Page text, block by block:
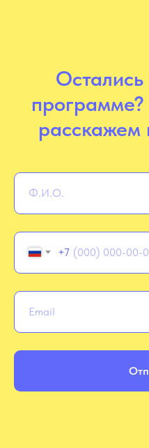
расскажем
+7